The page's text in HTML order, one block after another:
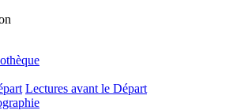
Lectures avant le Départ